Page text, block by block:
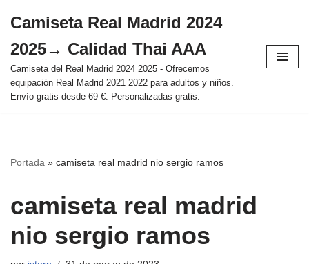
al
contenido
Camiseta Real Madrid 2024
2025→ Calidad Thai AAA
Camiseta del Real Madrid 2024 2025 - Ofrecemos
equipación Real Madrid 2021 2022 para adultos y niños.
Envío gratis desde 69 €. Personalizadas gratis.
Portada » camiseta real madrid nio sergio ramos
camiseta real madrid
nio sergio ramos